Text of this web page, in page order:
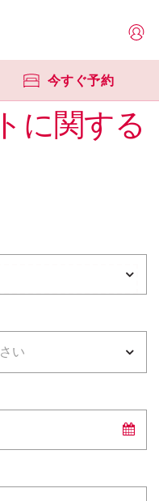
今すぐ予約
に関する